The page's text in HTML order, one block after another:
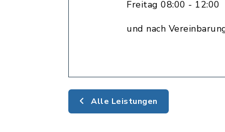
Freitag 08:00 - 12:00
und nach
Alle Leistungen